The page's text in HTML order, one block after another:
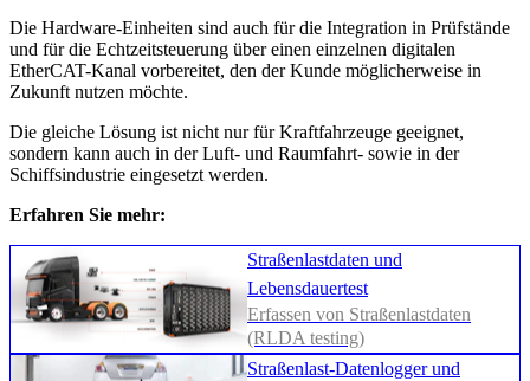
Die Hardware-Einheiten sind auch für die Integration in Prüfstände
und für die Echtzeitsteuerung über einen einzelnen digitalen
EtherCAT-Kanal vorbereitet, den der Kunde möglicherweise in
Zukunft nutzen möchte.
Die gleiche Lösung ist nicht nur für Kraftfahrzeuge geeignet,
sondern kann auch in der Luft- und Raumfahrt- sowie in der
Schiffsindustrie eingesetzt werden.
Erfahren Sie mehr:
Straßenlastdaten und
Lebensdauertest
Erfassen von Straßenlastdaten
(RLDA testing)
Straßenlast-Datenlogger und